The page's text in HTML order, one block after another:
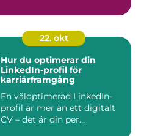
22. okt
Hur du optimerar din
LinkedIn-profil för
karriärframgång
En väloptimerad LinkedIn-
profil är mer än ett digitalt
CV – det är din per...